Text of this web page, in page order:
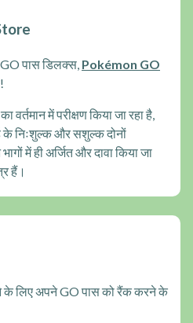
पास डिलक्स, Pokémon GO
में परीक्षण किया जा रहा है,
के निःशुल्क और सशुल्क दोनों
में ही अर्जित और दावा किया जा
हैं।
के लिए अपने GO पास को रैंक करने के